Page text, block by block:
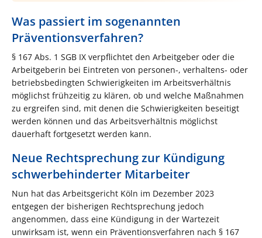
Was passiert im sogenannten
Präventionsverfahren?
§ 167 Abs. 1 SGB IX verpflichtet den Arbeitgeber oder die
Arbeitgeberin bei Eintreten von personen-, verhaltens- oder
betriebsbedingten Schwierigkeiten im Arbeitsverhältnis
möglichst frühzeitig zu klären, ob und welche Maßnahmen
zu ergreifen sind, mit denen die Schwierigkeiten beseitigt
werden können und das Arbeitsverhältnis möglichst
dauerhaft fortgesetzt werden kann.
Neue Rechtsprechung zur Kündigung
schwerbehinderter Mitarbeiter
Nun hat das Arbeitsgericht Köln im Dezember 2023
entgegen der bisherigen Rechtsprechung jedoch
angenommen, dass eine Kündigung in der Wartezeit
unwirksam ist, wenn ein Präventionsverfahren nach § 167